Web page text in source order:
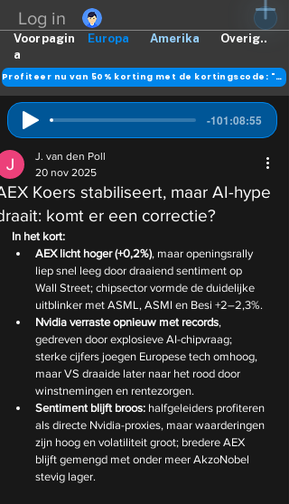
Log in
Europa Amerika Overig..
Voorpagin
a
Profiteer nu van 50% korting met de kortingscode: "DANK"
-101:08:55
Koers stabiliseert, maar AI-hype
komt er een correctie?
J. van den Poll
20 nov 2025
In het kort:
AEX licht hoger (+0,2%), maar openingsrally
liep snel leeg door draaiend sentiment op
Wall Street; chipsector vormde de duidelijke
uitblinker met ASML, ASMI en Besi +2–2,3%.
Nvidia verraste opnieuw met records,
gedreven door explosieve AI-chipvraag;
sterke cijfers joegen Europese tech omhoog,
maar VS draaide later naar het rood door
winstnemingen en rentezorgen.
Sentiment blijft broos: halfgeleiders profiteren
als directe Nvidia-proxies, maar waarderingen
zijn hoog en volatiliteit groot; bredere AEX
blijft gemengd met onder meer AkzoNobel
stevig lager.